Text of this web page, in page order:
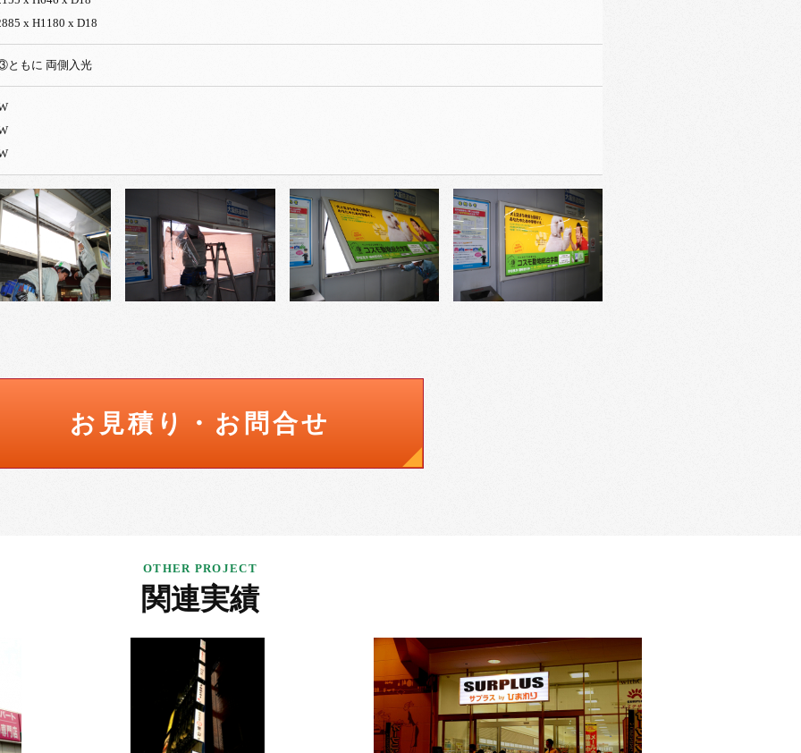
x H1180 x D18
もに 両側入光
お見積り・お問合せ
関連実績